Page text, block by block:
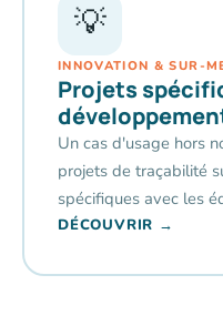
💡
INNOVATION & SUR-
Projets
Un cas d'usage hors
projets de traçabilité
spécifiques avec les
DÉCOUVRIR →